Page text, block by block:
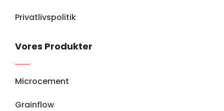
Privatlivspolitik
Vores Produkter
Microcement
Grainflow